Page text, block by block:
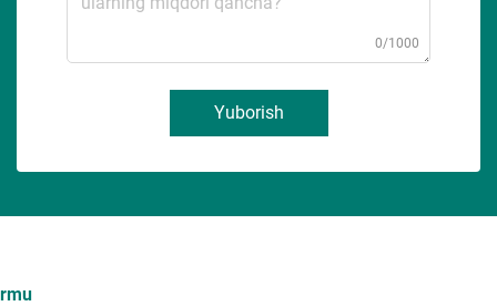
0/1000
Yuborish
rmu